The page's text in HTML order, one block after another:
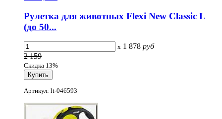
Рулетка для животных Flexi New Classic L
(до 50...
x 1 878 руб
2 159
Скидка 13%
Артикул: lt-046593